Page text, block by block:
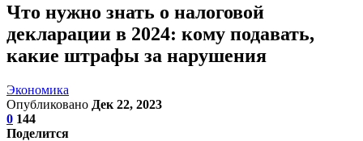
Что нужно знать о налоговой
декларации в 2024: кому подавать,
какие штрафы за нарушения
Экономика
Опубликовано Дек 22, 2023
0 144
Поделится